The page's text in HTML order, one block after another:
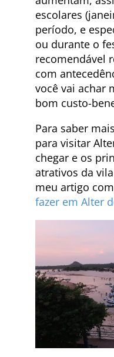
escolares
período, e
ou durante o
recomendável
com
você vai achar
bom custo-
Para saber
para visitar
chegar e os
atrativos da
meu artigo
fazer em Alter